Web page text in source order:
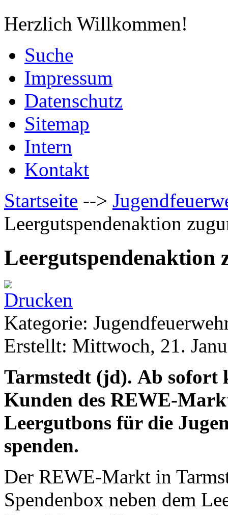
Herzlich Willkommen!
Suche
Impressum
Datenschutz
Sitemap
Intern
Kontakt
Startseite -->
Leergutspendenaktion
Leergutspendenaktion
Kategorie:
Erstellt: Mittwoch, 21.
Tarmstedt (jd). Ab sofort
Kunden des REWE-
Leergutbons für die
spenden.
Der REWE-Markt in
Spendenbox neben dem